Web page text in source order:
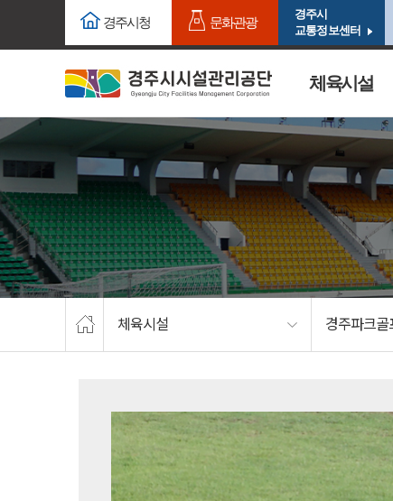
주요메뉴로 건너뛰기
경주시청 문화관광
경주시
교통정보센터
체육시설
체육시설 경주파크골